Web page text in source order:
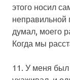
этого носил
неправильной
думал, моего
Когда мы
11. У меня был